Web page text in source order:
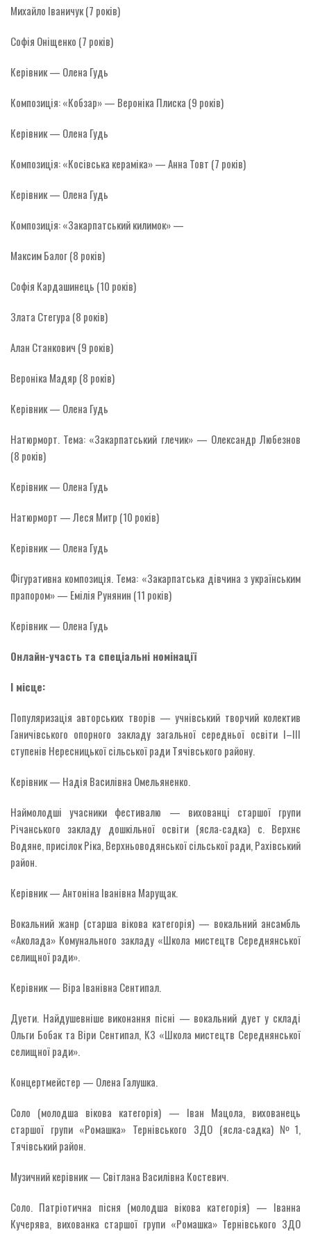
Михайло Іваничук (7 років)
Софія Оніщенко (7 років)
Керівник — Олена Гудь
Композиція: «Кобзар» — Вероніка Плиска (9 років)
Керівник — Олена Гудь
Композиція: «Косівська кераміка» — Анна Товт (7 років)
Керівник — Олена Гудь
Композиція: «Закарпатський килимок» —
Максим Балог (8 років)
Софія Кардашинець (10 років)
Злата Стегура (8 років)
Алан Станкович (9 років)
Вероніка Мадяр (8 років)
Керівник — Олена Гудь
Натюрморт. Тема: «Закарпатський глечик» — Олександр Любезнов
(8 років)
Керівник — Олена Гудь
Натюрморт — Леся Митр (10 років)
Керівник — Олена Гудь
Фігуративна композиція. Тема: «Закарпатська дівчина з українським
прапором» — Емілія Рунянин (11 років)
Керівник — Олена Гудь
Онлайн-участь та спеціальні номінації
І місце:
Популяризація авторських творів — учнівський творчий колектив
Ганичівського опорного закладу загальної середньої освіти І–ІІІ
ступенів Нересницької сільської ради Тячівського району.
Керівник — Надія Василівна Омельяненко.
Наймолодші учасники фестивалю — вихованці старшої групи
Річанського закладу дошкільної освіти (ясла-садка) с. Верхнє
Водяне, присілок Ріка, Верхньоводянської сільської ради, Рахівський
район.
Керівник — Антоніна Іванівна Марущак.
Вокальний жанр (старша вікова категорія) — вокальний ансамбль
«Аколада» Комунального закладу «Школа мистецтв Середнянської
селищної ради».
Керівник — Віра Іванівна Сентипал.
Дуети. Найдушевніше виконання пісні — вокальний дует у складі
Ольги Бобак та Віри Сентипал, КЗ «Школа мистецтв Середнянської
селищної ради».
Концертмейстер — Олена Галушка.
Соло (молодша вікова категорія) — Іван Мацола, вихованець
старшої групи «Ромашка» Тернівського ЗДО (ясла-садка) №1,
Тячівський район.
Музичний керівник — Світлана Василівна Костевич.
Соло. Патріотична пісня (молодша вікова категорія) — Іванна
Кучерява, вихованка старшої групи «Ромашка» Тернівського ЗДО